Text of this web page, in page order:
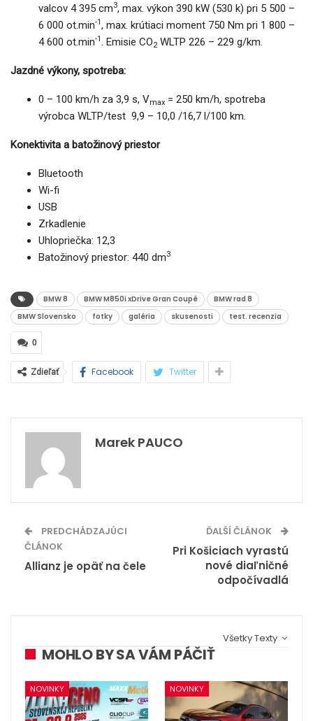
valcov 4 395 cm3, max. výkon 390 kW (530 k) pri 5 500 –
6 000 ot.min-1, max. krútiaci moment 750 Nm pri 1 800 –
4 600 ot.min-1. Emisie CO2 WLTP 226 – 229 g/km.
Jazdné výkony, spotreba:
0 – 100 km/h za 3,9 s, Vmax = 250 km/h, spotreba
výrobca WLTP/test 9,9 – 10,0 /16,7 l/100 km.
Konektivita a batožinový priestor
Bluetooth
Wi-fi
USB
Zrkadlenie
Uhlopriečka: 12,3
Batožinový priestor: 440 dm3
BMW 8 BMW M850i xDrive Gran Coupé
BMW rad 8
BMW Slovensko
fotky galéria skusenosti test. recenzia
0
Zdieľať Facebook Twitter
Marek PAUCO
PREDCHÁDZAJÚCI
ČLÁNOK
Allianz je opäť na čele
ĎALŠÍ ČLÁNOK
Pri Košiciach vyrastú
nové diaľničné
odpočívadlá
Všetky Texty
MOHLO BY SA VÁM PÁČIŤ
NOVINKY NOVINKY